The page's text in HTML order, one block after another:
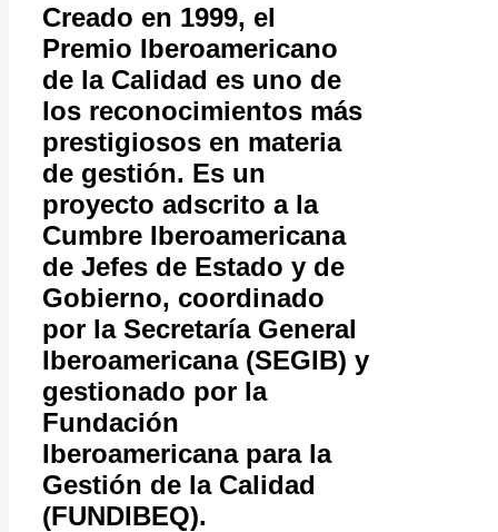
Creado en 1999, el
Premio Iberoamericano
de la Calidad es uno de
los reconocimientos más
prestigiosos en materia
de gestión. Es un
proyecto adscrito a la
Cumbre Iberoamericana
de Jefes de Estado y de
Gobierno, coordinado
por la Secretaría General
Iberoamericana (SEGIB) y
gestionado por la
Fundación
Iberoamericana para la
Gestión de la Calidad
(FUNDIBEQ).